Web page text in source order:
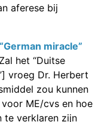
aferese bij
miracle”
het “Duitse
vroeg Dr. Herbert
zou kunnen
ME/cvs en hoe
te verklaren zijn